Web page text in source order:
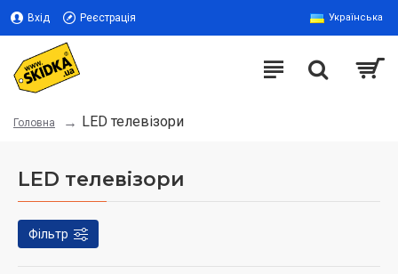
Вхід Реєстрація Українська
Головна LED телевізори
LED телевізори
Фільтр